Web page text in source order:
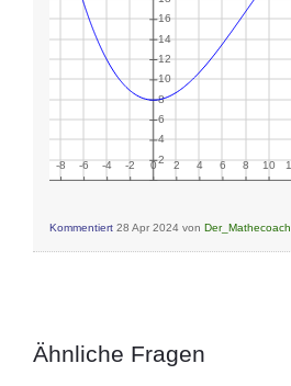
Kommentiert 28 Apr 2024 von Der_Mathecoach
Ähnliche Fragen